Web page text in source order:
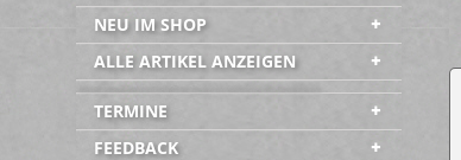
NEU IM SHOP
ALLE ARTIKEL ANZEIGEN
-----------------------------------------
TERMINE
FEEDBACK